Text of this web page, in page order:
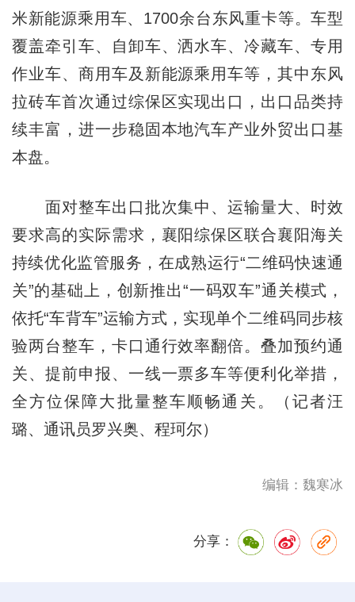
米新能源乘用车、1700余台东风重卡等。车型
覆盖牵引车、自卸车、洒水车、冷藏车、专用
作业车、商用车及新能源乘用车等，其中东风
拉砖车首次通过综保区实现出口，出口品类持
续丰富，进一步稳固本地汽车产业外贸出口基
本盘。
面对整车出口批次集中、运输量大、时效
要求高的实际需求，襄阳综保区联合襄阳海关
持续优化监管服务，在成熟运行“二维码快速通
关”的基础上，创新推出“一码双车”通关模式，
依托“车背车”运输方式，实现单个二维码同步核
验两台整车，卡口通行效率翻倍。叠加预约通
关、提前申报、一线一票多车等便利化举措，
全方位保障大批量整车顺畅通关。（记者汪
璐、通讯员罗兴奥、程珂尔）
编辑：魏寒冰
分享：